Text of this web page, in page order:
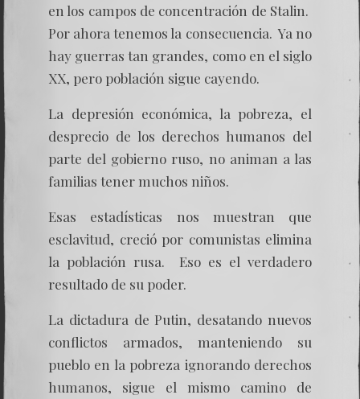
en los campos de concentración de Stalin.
Por ahora tenemos la consecuencia. Ya no
hay guerras tan grandes, como en el siglo
XX, pero población sigue cayendo.
La depresión económica, la pobreza, el
desprecio de los derechos humanos del
parte del gobierno ruso, no animan a las
familias tener muchos niños.
Esas estadísticas nos muestran que
esclavitud, creció por comunistas elimina
la población rusa. Eso es el verdadero
resultado de su poder.
La dictadura de Putin, desatando nuevos
conflictos armados, manteniendo su
pueblo en la pobreza ignorando derechos
humanos, sigue el mismo camino de